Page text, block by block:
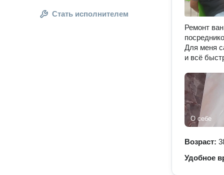
Стать исполнителем
Ремонт
Для меня
и всё
О себе
Возраст:
Удобное